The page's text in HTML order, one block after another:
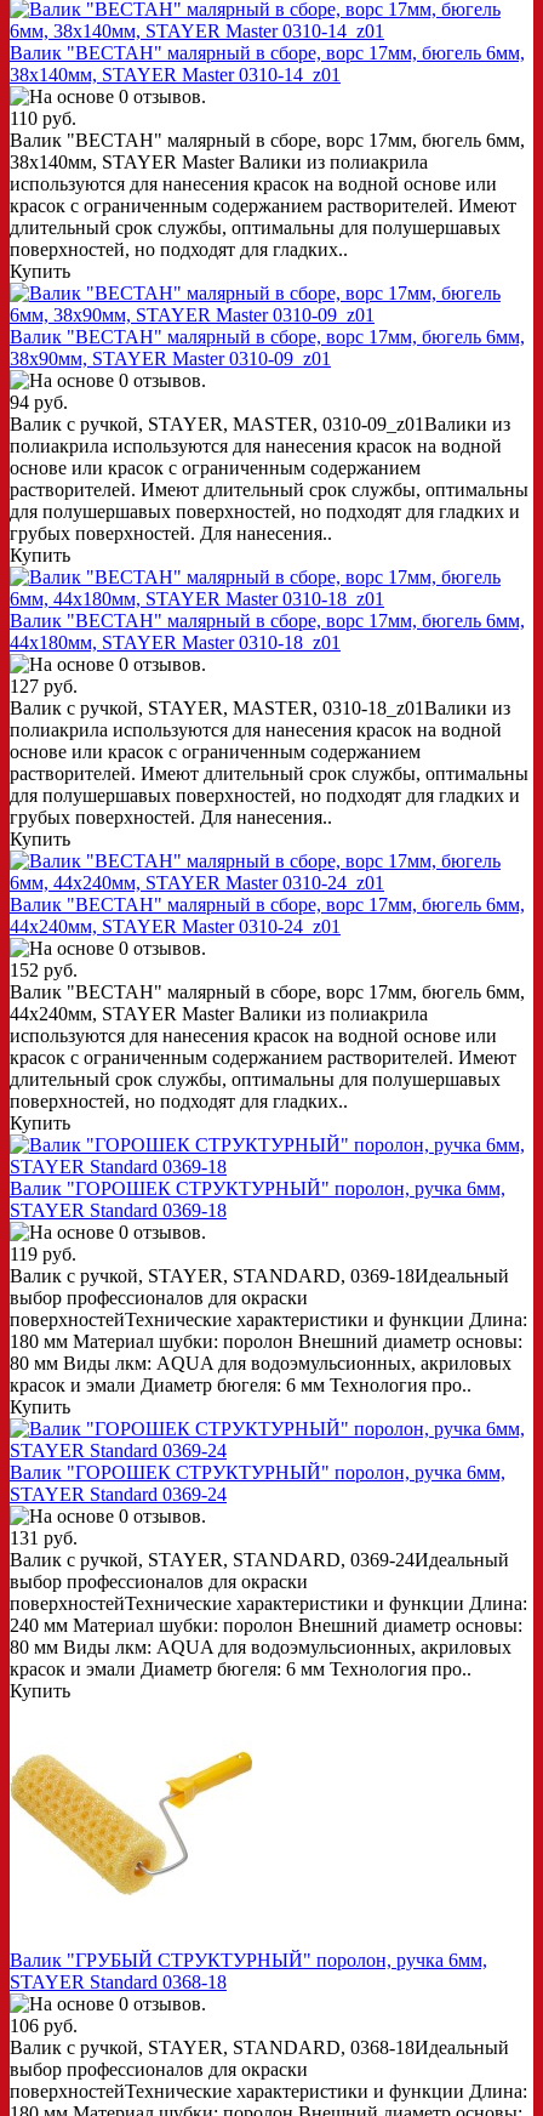
Валик "ВЕСТАН" малярный в сборе, ворс 17мм, бюгель 6мм,
38x140мм, STAYER Master 0310-14_z01
110 руб.
Валик "ВЕСТАН" малярный в сборе, ворс 17мм, бюгель 6мм,
38x140мм, STAYER Master Валики из полиакрила
используются для нанесения красок на водной основе или
красок с ограниченным содержанием растворителей. Имеют
длительный срок службы, оптимальны для полушершавых
поверхностей, но подходят для гладких..
Купить
Валик "ВЕСТАН" малярный в сборе, ворс 17мм, бюгель 6мм,
38x90мм, STAYER Master 0310-09_z01
94 руб.
Валик с ручкой, STAYER, MASTER, 0310-09_z01Валики из
полиакрила используются для нанесения красок на водной
основе или красок с ограниченным содержанием
растворителей. Имеют длительный срок службы, оптимальны
для полушершавых поверхностей, но подходят для гладких и
грубых поверхностей. Для нанесения..
Купить
Валик "ВЕСТАН" малярный в сборе, ворс 17мм, бюгель 6мм,
44x180мм, STAYER Master 0310-18_z01
127 руб.
Валик с ручкой, STAYER, MASTER, 0310-18_z01Валики из
полиакрила используются для нанесения красок на водной
основе или красок с ограниченным содержанием
растворителей. Имеют длительный срок службы, оптимальны
для полушершавых поверхностей, но подходят для гладких и
грубых поверхностей. Для нанесения..
Купить
Валик "ВЕСТАН" малярный в сборе, ворс 17мм, бюгель 6мм,
44x240мм, STAYER Master 0310-24_z01
152 руб.
Валик "ВЕСТАН" малярный в сборе, ворс 17мм, бюгель 6мм,
44x240мм, STAYER Master Валики из полиакрила
используются для нанесения красок на водной основе или
красок с ограниченным содержанием растворителей. Имеют
длительный срок службы, оптимальны для полушершавых
поверхностей, но подходят для гладких..
Купить
Валик "ГОРОШЕК СТРУКТУРНЫЙ" поролон, ручка 6мм,
STAYER Standard 0369-18
119 руб.
Валик с ручкой, STAYER, STANDARD, 0369-18Идеальный
выбор профессионалов для окраски
поверхностейТехнические характеристики и функции Длина:
180 мм Материал шубки: поролон Внешний диаметр основы:
80 мм Виды лкм: AQUA для водоэмульсионных, акриловых
красок и эмали Диаметр бюгеля: 6 мм Технология про..
Купить
Валик "ГОРОШЕК СТРУКТУРНЫЙ" поролон, ручка 6мм,
STAYER Standard 0369-24
131 руб.
Валик с ручкой, STAYER, STANDARD, 0369-24Идеальный
выбор профессионалов для окраски
поверхностейТехнические характеристики и функции Длина:
240 мм Материал шубки: поролон Внешний диаметр основы:
80 мм Виды лкм: AQUA для водоэмульсионных, акриловых
красок и эмали Диаметр бюгеля: 6 мм Технология про..
Купить
Валик "ГРУБЫЙ СТРУКТУРНЫЙ" поролон, ручка 6мм,
STAYER Standard 0368-18
106 руб.
Валик с ручкой, STAYER, STANDARD, 0368-18Идеальный
выбор профессионалов для окраски
поверхностейТехнические характеристики и функции Длина: